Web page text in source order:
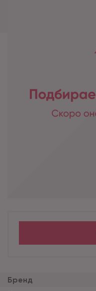
Бренд